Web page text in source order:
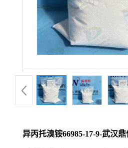
产
异丙托溴铵66985-17-9-武汉